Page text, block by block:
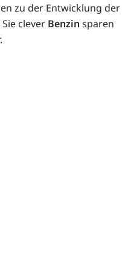
zu der Entwicklung der
clever Benzin sparen